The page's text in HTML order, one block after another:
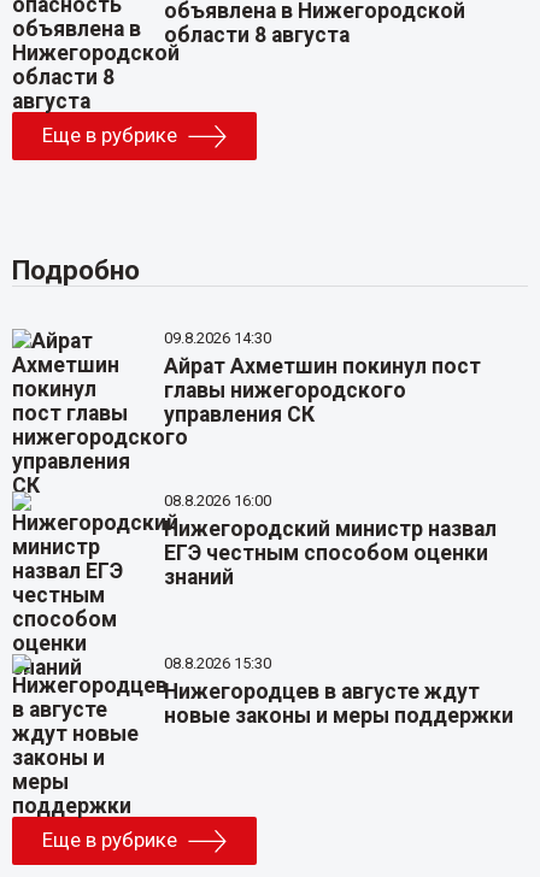
объявлена в Нижегородской
области 8 августа
Еще в рубрике
Подробно
09.8.2026 14:30
Айрат Ахметшин покинул пост
главы нижегородского
управления СК
08.8.2026 16:00
Нижегородский министр назвал
ЕГЭ честным способом оценки
знаний
08.8.2026 15:30
Нижегородцев в августе ждут
новые законы и меры поддержки
Еще в рубрике